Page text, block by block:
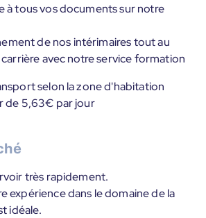
à tous vos documents sur notre
de nos intérimaires tout au
avec notre service formation
selon la zone d'habitation
de 5,63€ par jour
très rapidement.
expérience dans le domaine de la
idéale.